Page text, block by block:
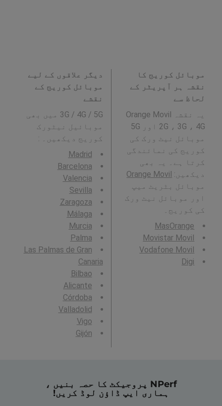
موبائل کوریج کا
نقشہ ہر آپریٹر کے
لحاظ سے
یہ نقشہ Orange Movil
2G ، 3G ، 4G اور 5G
موبائل نیٹ ورک کی
کوریج کی نمائندگی
کرتا ہے۔ یہ بھی
دیکھیں: Orange Movil
موبائل بٹریٹ میپ
اور موبائل نیٹ ورک
کی کوریج۔
MasOrange
Movistar Movil
Vodafone Movil
Digi
دیگر علاقوں کے لیے
موبائل کوریج کے
نقشے
3G / 4G / 5G میں بھی
موبائیل نیٹورک
کوریج دیکھیں۔ :
Madrid
Barcelona
Valencia
Sevilla
Zaragoza
Málaga
Murcia
Palma
Las Palmas de Gran
Canaria
Bilbao
Alicante
Córdoba
Valladolid
Vigo
Gijón
NPerf پروجیکٹ کا حصہ بنیں ،
ہماری ایپ ڈاؤن لوڈ کریں!